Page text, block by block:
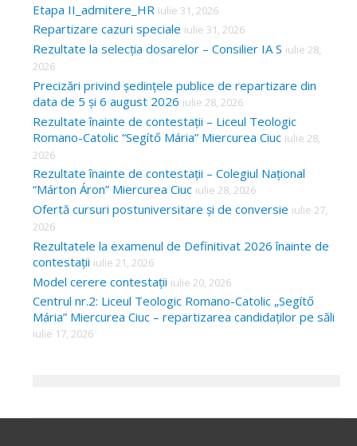
Etapa II_admitere_HR iulie 31, 2026
Repartizare cazuri speciale iulie 31, 2026
Rezultate la selecția dosarelor – Consilier IA S iulie 28,
2026
Precizări privind ședințele publice de repartizare din
data de 5 și 6 august 2026 iulie 28, 2026
Rezultate înainte de contestații – Liceul Teologic
Romano-Catolic “Segítő Mária” Miercurea Ciuc iulie 28,
2026
Rezultate înainte de contestații – Colegiul Național
“Márton Áron” Miercurea Ciuc iulie 28, 2026
Ofertă cursuri postuniversitare și de conversie iulie 27,
2026
Rezultatele la examenul de Definitivat 2026 înainte de
contestații iulie 21, 2026
Model cerere contestații iulie 20, 2026
Centrul nr.2: Liceul Teologic Romano-Catolic „Segítő
Mária” Miercurea Ciuc – repartizarea candidaților pe săli
iulie 17, 2026